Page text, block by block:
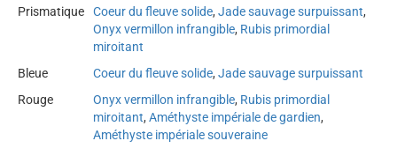
Prismatique
Coeur du fleuve solide, Jade sauvage surpuissant,
Onyx vermillon infrangible, Rubis primordial
miroitant
Bleue
Coeur du fleuve solide, Jade sauvage surpuissant
Rouge
Onyx vermillon infrangible, Rubis primordial
miroitant, Améthyste impériale de gardien,
Améthyste impériale souveraine